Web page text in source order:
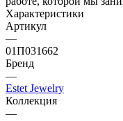
Характеристики
Артикул
—
01П031662
Бренд
—
Estet Jewelry
Коллекция
—